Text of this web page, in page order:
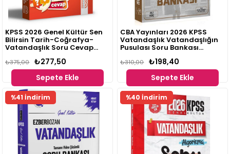
KPSS 2026 Genel Kültür Sen
Bilirsin Tarih-Coğrafya-
Vatandaşlık Soru Cevap
Kitabı Benim Hocam
Yayınları₺277,50
₺375,00
Sepete Ekle
CBA Yayınları 2026 KPSS
Vatandaşlık Vatandaşlığın
Pusulası Soru Bankası
₺198,40
₺310,00
Sepete Ekle
%41 İndirim %40 İndirim
Fırsat
Ürünü